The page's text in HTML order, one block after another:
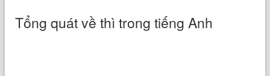
Tổng quát về thì trong tiếng Anh